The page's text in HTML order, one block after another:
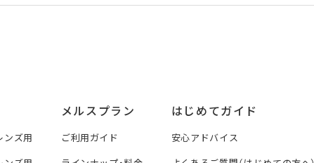
ンズ用
メルスプラン
ご利用ガイド
はじめてガイド
安心アドバイス